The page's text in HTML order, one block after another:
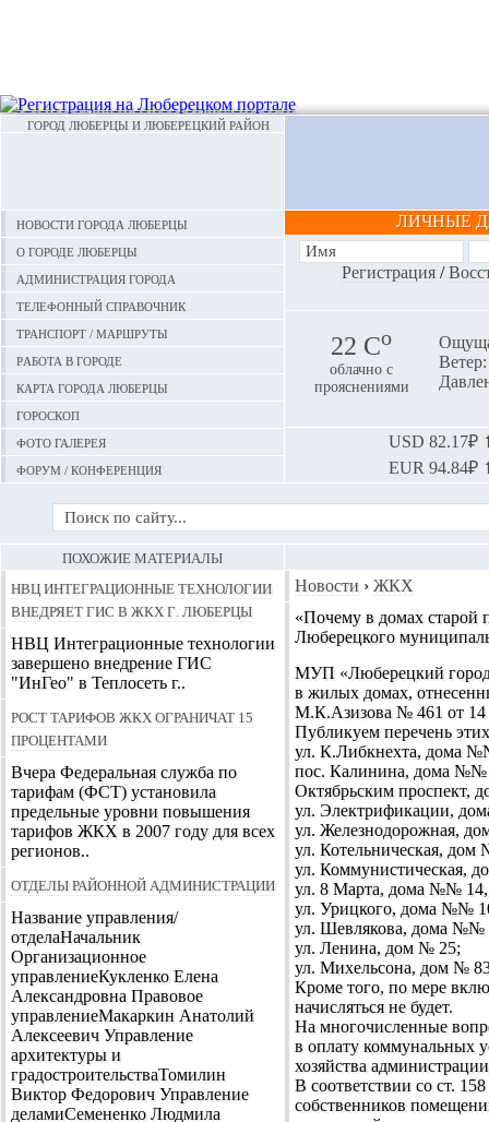
ГОРОД ЛЮБЕРЦЫ И ЛЮБЕРЕЦКИЙ РАЙОН
Новости города Люберцы
О городе Люберцы
Администрация города
Телефонный справочник
Транспорт / маршруты
Работа в городе
Карта города Люберцы
Гороскоп
Фото галерея
Форум / конференция
ЛИЧНЫЕ
Регистрация/
22 Сo
облачно с
прояснениями
USD 82.17₽
EUR 94.84₽
Новости › ЖКХ
«Почему в домах старой
Люберецкого
МУП «Люберецкий
в жилых домах,
М.К.Азизова № 461 от 14
Публикуем перечень
ул. К.Либкнехта, дома
пос. Калинина, дома №№
Октябрьским проспект,
ул. Электрификации,
ул. Железнодорожная,
ул. Котельническая,
ул. Коммунистическая,
ул. 8 Марта, дома №№ 14,
ул. Урицкого, дома №№
ул. Шевлякова, дома №№
ул. Ленина, дом № 25;
ул. Михельсона, дом №
Кроме того, по мере
начисляться не будет.
На многочисленные
в оплату коммунальных
хозяйства
В соответствии со ст.
собственников
ПОХОЖИЕ МАТЕРИАЛЫ
НВЦ Интеграционные технологии
внедряет ГИС в ЖКХ г. Люберцы
НВЦ Интеграционные технологии
завершено внедрение ГИС
"ИнГео" в Теплосеть г..
Рост тарифов ЖКХ ограничат 15
процентами
Вчера Федеральная служба по
тарифам (ФСТ) установила
предельные уровни повышения
тарифов ЖКХ в 2007 году для всех
регионов..
Отделы районной администрации
Название управления/
отделаНачальник
Организационное
управлениеКукленко Елена
Александровна Правовое
управлениеМакаркин Анатолий
Алексеевич Управление
архитектуры и
градостроительстваТомилин
Виктор Федорович Управление
деламиСемененко Людмила